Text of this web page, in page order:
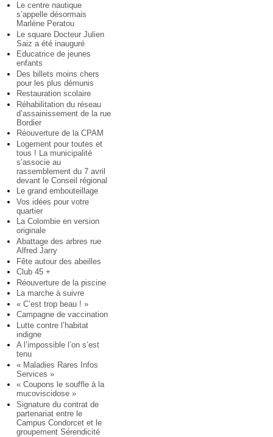
Le centre nautique
s’appelle désormais
Marlène Peratou
Le square Docteur Julien
Saiz a été inauguré
Educatrice de jeunes
enfants
Des billets moins chers
pour les plus démunis
Restauration scolaire
Réhabilitation du réseau
d’assainissement de la rue
Bordier
Réouverture de la CPAM
Logement pour toutes et
tous ! La municipalité
s’associe au
rassemblement du 7 avril
devant le Conseil régional
Le grand embouteillage
Vos idées pour votre
quartier
La Colombie en version
originale
Abattage des arbres rue
Alfred Jarry
Fête autour des abeilles
Club 45 +
Réouverture de la piscine
La marche à suivre
« C’est trop beau ! »
Campagne de vaccination
Lutte contre l’habitat
indigne
A l’impossible l’on s’est
tenu
« Maladies Rares Infos
Services »
« Coupons le souffle à la
mucoviscidose »
Signature du contrat de
partenariat entre le
Campus Condorcet et le
groupement Sérendicité